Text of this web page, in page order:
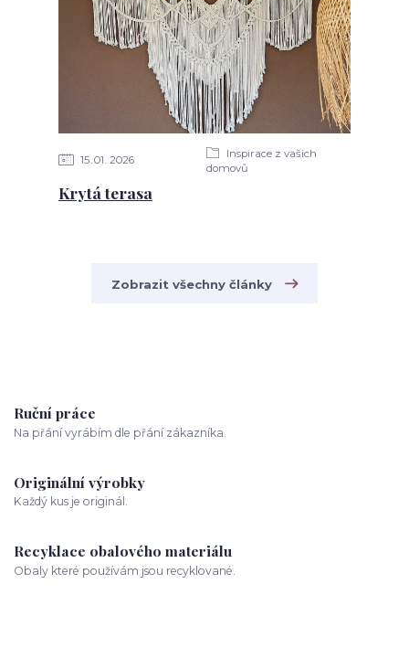
15 01 2026
Inspirace z vašich
domovů
Krytá terasa
Zobrazit všechny články
Ruční práce
Na přání vyrábím dle přání zákazníka.
Originální výrobky
Každý kus je originál.
Recyklace obalového materiálu
Obaly které používám jsou recyklované.